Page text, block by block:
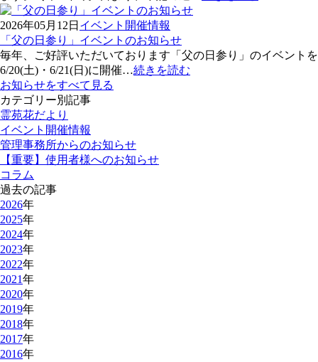
2026年05月12日 イベント開催情報
「父の日参り」イベントのお知らせ
毎年、ご好評いただいております「父の日参り」のイベントを
6/20(土)・6/21(日)に開催…続きを読む
お知らせをすべて見る
カテゴリー別記事
霊苑花だより
イベント開催情報
管理事務所からのお知らせ
【重要】使用者様へのお知らせ
コラム
過去の記事
2026年
2025年
2024年
2023年
2022年
2021年
2020年
2019年
2018年
2017年
2016年